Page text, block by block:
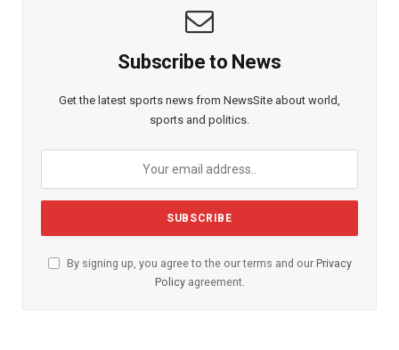
Subscribe to News
Get the latest sports news from NewsSite about world,
sports and politics.
By signing up, you agree to the our terms and our Privacy
Policyagreement.